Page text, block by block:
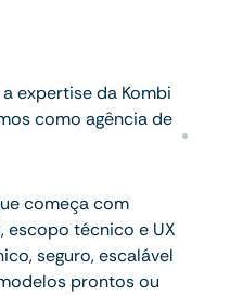
expertise da Kombi
como agência de
começa com
escopo técnico e UX
seguro, escalável
prontos ou